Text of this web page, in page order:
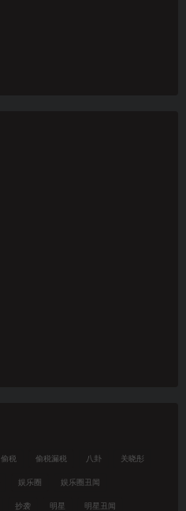
偷税 偷税漏税 八卦 关晓彤
娱乐圈 娱乐圈丑闻
抄袭 明星 明星丑闻